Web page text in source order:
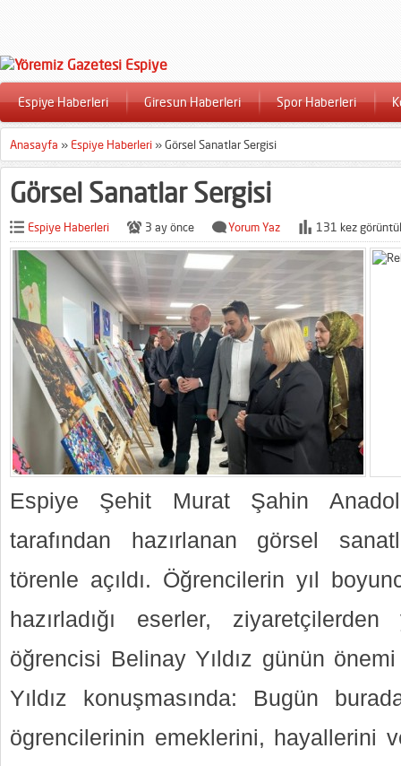
Espiye Haberleri Giresun Haberleri Spor Haberleri
Anasayfa » Espiye Haberleri »Görsel Sanatlar Sergisi
Görsel Sanatlar Sergisi
Espiye Haberleri 3 ay önce Yorum Yaz 131 kez
Espiye Şehit Murat Şahin
tarafından hazırlanan görsel
törenle açıldı. Öğrencilerin yıl
hazırladığı eserler,
öğrencisi Belinay Yıldız günün
Yıldız konuşmasında: Bugün
ögrencilerinin emeklerini, hayallerini